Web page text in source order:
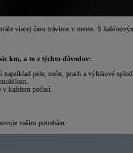
viacej času trávime v meste. S
km, a to z týchto dôvodov:
pele, ozón, prach a výfukové
každom počasí.
vašim potrebám: